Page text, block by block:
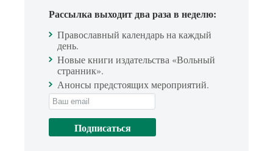
Рассылка выходит два раза в неделю:
Православный календарь на каждый
день.
Новые книги издательства «Вольный
странник».
Анонсы предстоящих мероприятий.